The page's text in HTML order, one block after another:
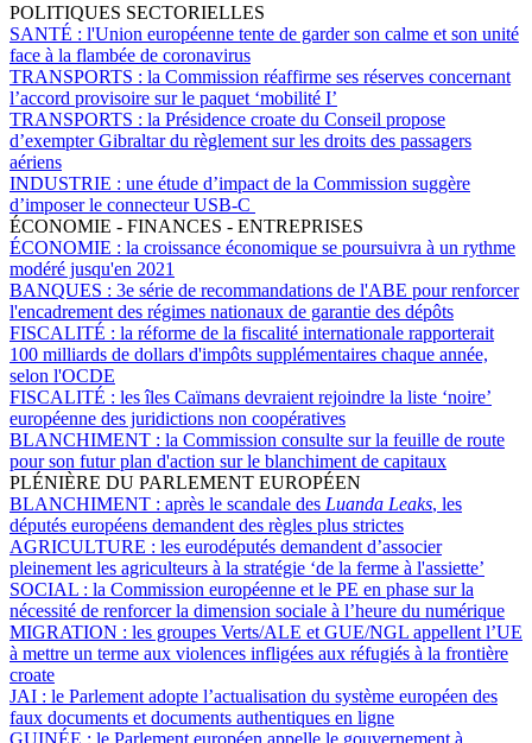
POLITIQUES SECTORIELLES
SANTÉ : l'Union européenne tente de garder son calme et son unité
face à la flambée de coronavirus
TRANSPORTS : la Commission réaffirme ses réserves concernant
l’accord provisoire sur le paquet ‘mobilité I’
TRANSPORTS : la Présidence croate du Conseil propose
d’exempter Gibraltar du règlement sur les droits des passagers
aériens
INDUSTRIE : une étude d’impact de la Commission suggère
d’imposer le connecteur USB-C
ÉCONOMIE - FINANCES - ENTREPRISES
ÉCONOMIE : la croissance économique se poursuivra à un rythme
modéré jusqu'en 2021
BANQUES : 3e série de recommandations de l'ABE pour renforcer
l'encadrement des régimes nationaux de garantie des dépôts
FISCALITÉ : la réforme de la fiscalité internationale rapporterait
100 milliards de dollars d'impôts supplémentaires chaque année,
selon l'OCDE
FISCALITÉ : les îles Caïmans devraient rejoindre la liste ‘noire’
européenne des juridictions non coopératives
BLANCHIMENT : la Commission consulte sur la feuille de route
pour son futur plan d'action sur le blanchiment de capitaux
PLÉNIÈRE DU PARLEMENT EUROPÉEN
BLANCHIMENT : après le scandale des Luanda Leaks, les
députés européens demandent des règles plus strictes
AGRICULTURE : les eurodéputés demandent d’associer
pleinement les agriculteurs à la stratégie ‘de la ferme à l'assiette’
SOCIAL : la Commission européenne et le PE en phase sur la
nécessité de renforcer la dimension sociale à l’heure du numérique
MIGRATION : les groupes Verts/ALE et GUE/NGL appellent l’UE
à mettre un terme aux violences infligées aux réfugiés à la frontière
croate
JAI : le Parlement adopte l’actualisation du système européen des
faux documents et documents authentiques en ligne
GUINÉE : le Parlement européen appelle le gouvernement à